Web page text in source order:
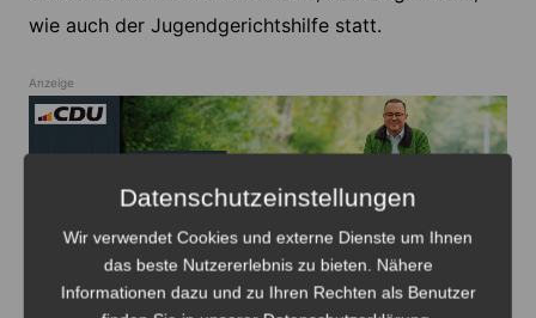
wie auch der Jugendgerichtshilfe statt.
Anzeige
Anzeige
Datenschutzeinstellungen
Wir verwendet Cookies und externe Dienste um Ihnen
das beste Nutzererlebnis zu bieten. Nähere
Informationen dazu und zu Ihren Rechten als Benutzer